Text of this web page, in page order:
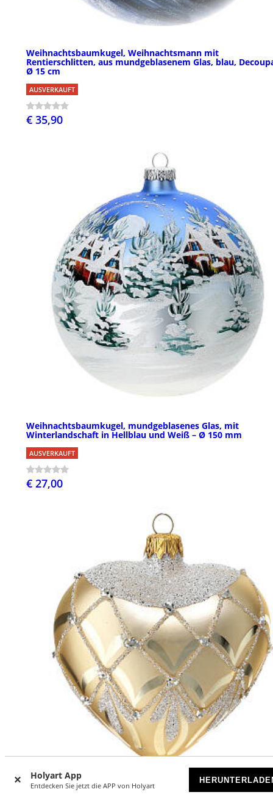
Holyart App
Entdecken Sie jetzt die APP von Holyart
Weihnachtsbaumkugel, Weihnachtsmann mit
Rentierschlitten, aus mundgeblasenem Glas, blau,
Ø 15 cm
AUSVERKAUFT
€ 35,90
Weihnachtsbaumkugel, mundgeblasenes Glas, mit
Winterlandschaft in Hellblau und Weiß – Ø 150 mm
AUSVERKAUFT
€ 27,00
Baumschmuck aus mundgeblasenem Glas, Herzform,